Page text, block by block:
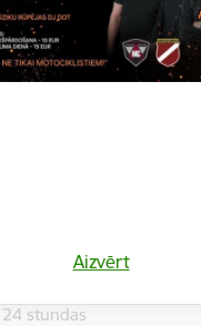
Aizvērt
_gid
apmeklētājs izmanto vietni.
24 stundas